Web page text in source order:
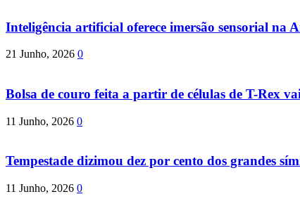
Inteligência artificial oferece imersão sensorial na
21 Junho, 2026 0
Bolsa de couro feita a partir de células de T-Rex
11 Junho, 2026 0
Tempestade dizimou dez por cento dos grandes
11 Junho, 2026 0